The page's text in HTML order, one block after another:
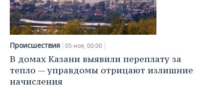
Происшествия 05 ноя, 00:00
В домах Казани выявили переплату за
тепло — управдомы отрицают излишние
начисления